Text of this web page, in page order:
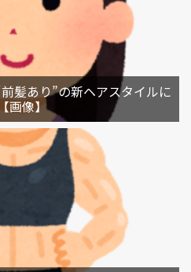
髪あり”の新ヘアスタイルに
画像】